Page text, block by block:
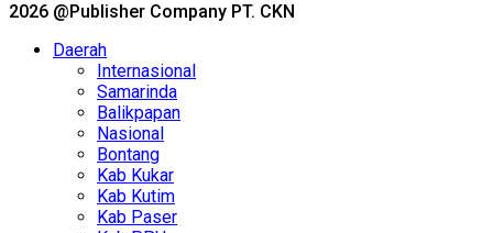
2026 @Publisher Company PT. CKN
Daerah
Internasional
Samarinda
Balikpapan
Nasional
Bontang
Kab Kukar
Kab Kutim
Kab Paser